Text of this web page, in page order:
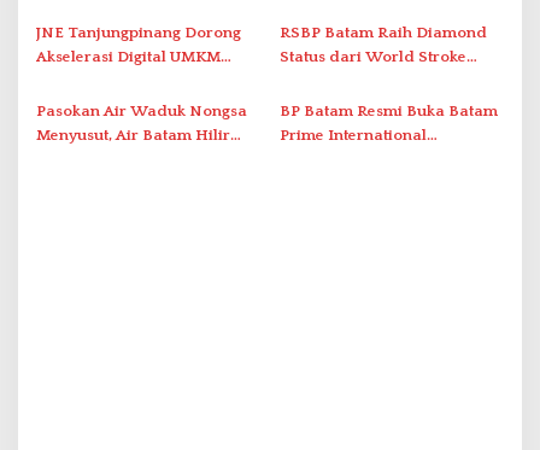
Perlawanan ke Petugas di
Bukik Batarah
Gunakan Air Secara Bijak
JNE Tanjungpinang Dorong
Akselerasi Digital UMKM
2026
RSBP Batam Raih Diamond
Status dari World Stroke
Penanganan Stroke
Berstandar Internasional
Pasokan Air Waduk Nongsa
Menyusut, Air Batam Hilir
BP Batam Resmi Buka Batam
Prime International